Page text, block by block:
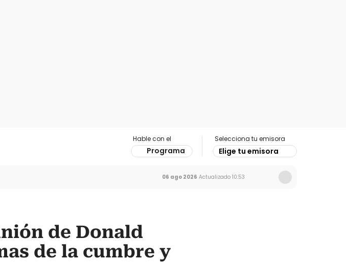
Hable con el
Programa
Selecciona tu emisora
Elige tu emisora
06 ago 2026 Actualizado 10:53
de Donald
de la cumbre y